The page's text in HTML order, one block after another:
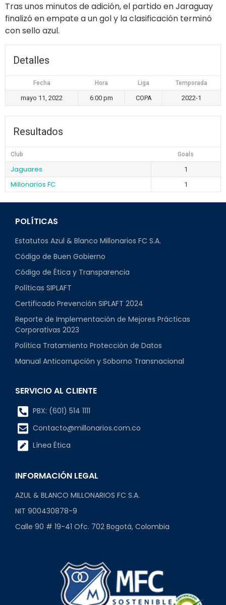
Tras unos minutos de adición, el partido en Jaraguay
finalizó en empate a un gol y la clasificación terminó
con sello azul.
Detalles
Fecha Hora Liga Temporada
mayo 11, 2022 6:00 pm COPA 2022-1
Resultados
Club Goals
Jaguares 1
Millonarios FC 1
POLÍTICAS
Estatutos Azul & Blanco Millonarios FC S.A.
Código de Buen Gobierno
Código de Ética y Transparencia
Políticas SIPLAFT
Certificado Prevención SIPLAFT 2024
Reporte de Implementación de Mejores Prácticas
Corporativas 2023
Política Tratamiento Protección de Datos
Manual Anticorrupción y Soborno Transnacional
SERVICIO AL CLIENTE
PBX: (601) 514 1111
Contacto@millonarios.com.co
Línea Ética
INFORMACIÓN LEGAL
AZUL & BLANCO MILLONARIOS FC S.A.
NIT 900430878-9
Calle 90 # 19-41 Ofc. 702 Bogotá, Colombia